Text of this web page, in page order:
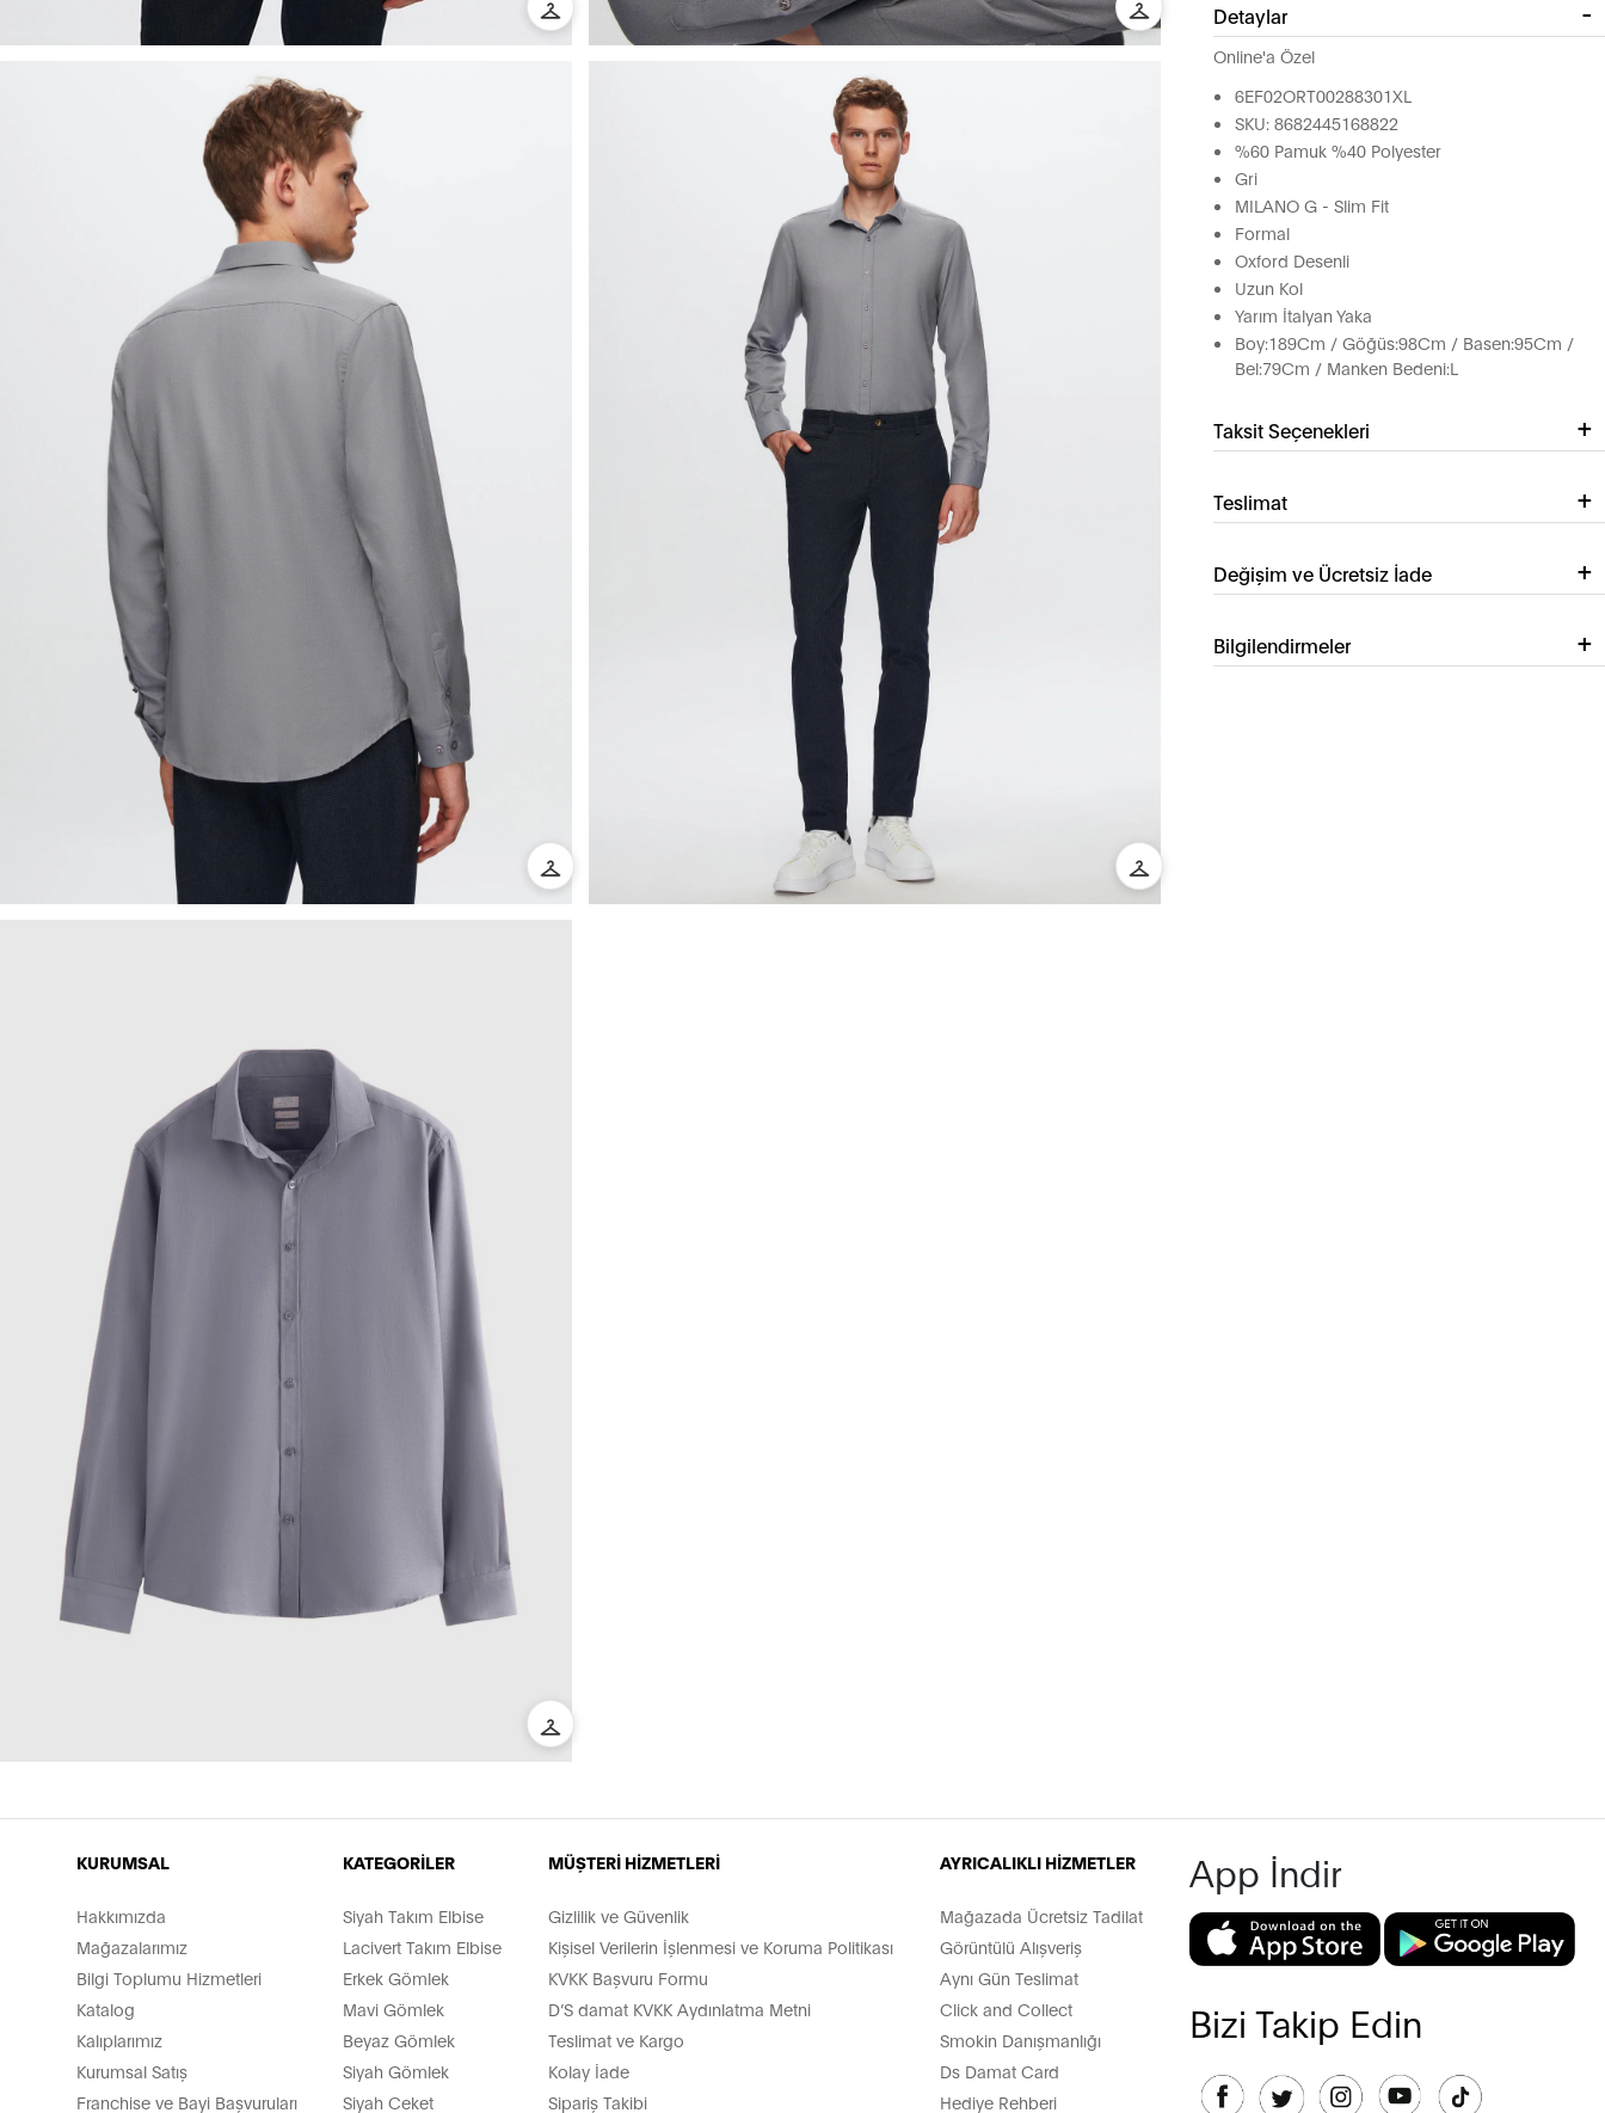
Detaylar
Online'a Özel
6EF02ORT00288301XL
SKU: 8682445168822
%60 Pamuk %40 Polyester
Gri
MILANO G - Slim Fit
Formal
Oxford Desenli
Uzun Kol
Yarım İtalyan Yaka
Boy:189Cm / Göğüs:98Cm / Basen:95Cm /
Bel:79Cm / Manken Bedeni:L
Taksit Seçenekleri
Teslimat
Değişim ve Ücretsiz İade
Bilgilendirmeler
KURUMSAL
Hakkımızda
Mağazalarımız
Bilgi Toplumu Hizmetleri
Katalog
Kalıplarımız
Kurumsal Satış
Franchise ve Bayi Başvuruları
KATEGORİLER
Siyah Takım Elbise
Lacivert Takım Elbise
Erkek Gömlek
Mavi Gömlek
Beyaz Gömlek
Siyah Gömlek
Siyah Ceket
MÜŞTERİ HİZMETLERİ
Gizlilik ve Güvenlik
Kişisel Verilerin İşlenmesi ve Koruma Politikası
KVKK Başvuru Formu
D’S damat KVKK Aydınlatma Metni
Teslimat ve Kargo
Kolay İade
Sipariş Takibi
AYRICALIKLI HİZMETLER
Mağazada Ücretsiz Tadilat
Görüntülü Alışveriş
Aynı Gün Teslimat
Click and Collect
Smokin Danışmanlığı
Ds Damat Card
Hediye Rehberi
App İndir
Bizi Takip Edin